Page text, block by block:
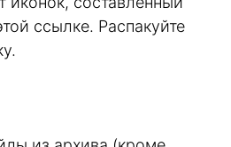
ссылке. Распакуйте